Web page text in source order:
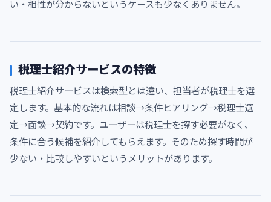
い・相性が分からないというケースも少なくありません。
税理士紹介サービスの特徴
税理士紹介サービスは検索型とは違い、担当者が税理士を選
定します。基本的な流れは相談→条件ヒアリング→税理士選
定→面談→契約です。ユーザーは税理士を探す必要がなく、
条件に合う候補を紹介してもらえます。そのため探す時間が
少ない・比較しやすいというメリットがあります。